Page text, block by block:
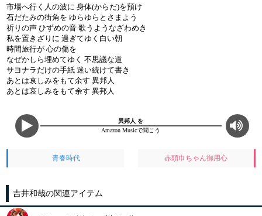
市場へ行く人の波に 身体(からだ)を預け
石だたみの街角を ゆらゆらとさまよう
祈りの声 ひずめの音 歌うようなざわめき
私を置きざりに 過ぎてゆく白い朝
時間旅行が 心の傷を
なぜかしら埋めてゆく 不思議な道
サヨナラだけの手紙 迷い続けて書き
あとは哀しみをもて余す 異邦人
あとは哀しみをもて余す 異邦人
異邦人 を
Amazon Musicで聞こう
青春時代 赤頭巾ちゃん御用心
吉井和哉の関連アイテム